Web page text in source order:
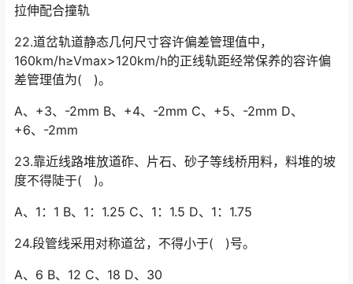
拉伸配合撞轨
22.道岔轨道静态几何尺寸容许偏差管理值中，
160km/h≥Vmax>120km/h的正线轨距经常保养的容许偏
差管理值为( )。
A、+3、-2mm B、+4、-2mm C、+5、-2mm D、
+6、-2mm
23.靠近线路堆放道砟、片石、砂子等线桥用料，料堆的坡
度不得陡于( )。
A、1：1 B、1：1.25 C、1：1.5 D、1：1.75
24.段管线采用对称道岔，不得小于( )号。
A、6 B、12 C、18 D、30